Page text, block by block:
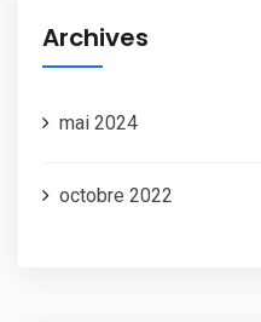
Archives
mai 2024
octobre 2022